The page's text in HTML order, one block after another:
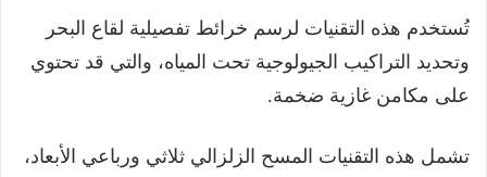
تُستخدم هذه التقنيات لرسم خرائط تفصيلية لقاع البحر
وتحديد التراكيب الجيولوجية تحت المياه، والتي قد تحتوي
على مكامن غازية ضخمة.
تشمل هذه التقنيات المسح الزلزالي ثلاثي ورباعي الأبعاد،